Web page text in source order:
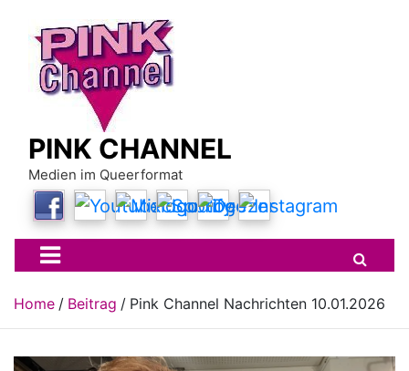
content
PINK CHANNEL
Medien im Queerformat
Home Beitrag Pink Channel Nachrichten 10.01.2026